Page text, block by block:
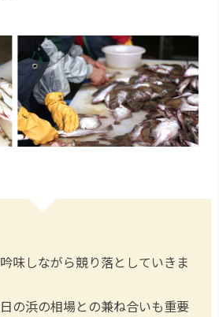
味しながら競り落としていきま
の浜の相場との兼ね合いも重要